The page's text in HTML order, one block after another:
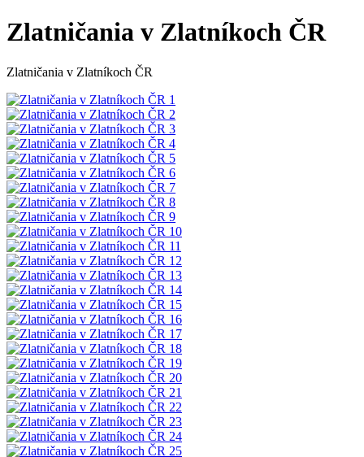
Zlatničania v Zlatníkoch ČR
Zlatničania v Zlatníkoch ČR